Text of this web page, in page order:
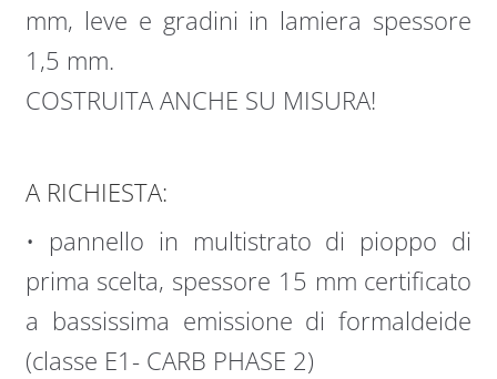
mm, leve e gradini in lamiera spessore
1,5 mm.
COSTRUITA ANCHE SU MISURA!
A RICHIESTA:
• pannello in multistrato di pioppo di
prima scelta, spessore 15 mm certificato
a bassissima emissione di formaldeide
(classe E1- CARB PHASE 2)